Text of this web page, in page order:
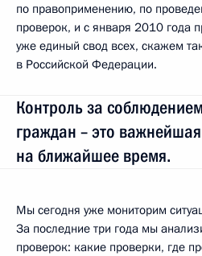
по правоприменению, по
проверок, и с января 2010 года
уже единый свод всех, скажем
в Российской Федерации.
Контроль за
граждан – это
на ближайшее время.
Мы сегодня уже мониторим
За последние три года мы
проверок: какие проверки, где